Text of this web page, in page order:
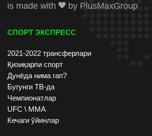
is made with
by PlusMaxGroup
СПОРТ ЭКСПРЕСС
2021-2022 трансферлари
Қизиқарли спорт
Дунёда нима гап?
Бугунги ТВ-да
Чемпионатлар
UFC \ ММА
Кечаги ўйинлар